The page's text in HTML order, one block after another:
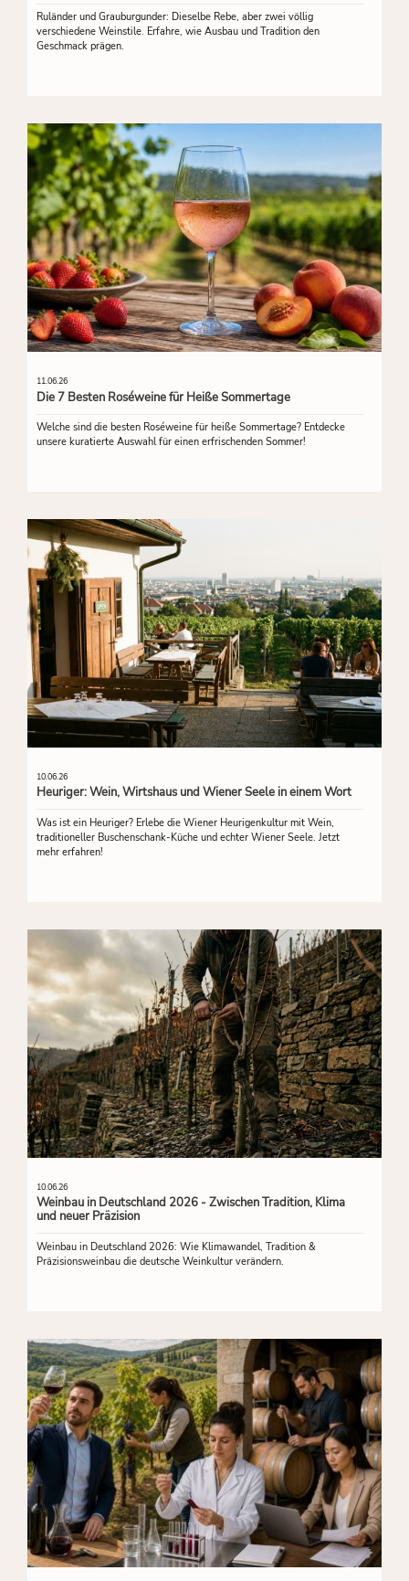
Ruländer und Grauburgunder: Dieselbe Rebe, aber zwei völlig
verschiedene Weinstile. Erfahre, wie Ausbau und Tradition den
Geschmack prägen.
11.06.26
Die 7 Besten Roséweine für Heiße Sommertage
Welche sind die besten Roséweine für heiße Sommertage? Entdecke
unsere kuratierte Auswahl für einen erfrischenden Sommer!
10.06.26
Heuriger: Wein, Wirtshaus und Wiener Seele in einem Wort
Was ist ein Heuriger? Erlebe die Wiener Heurigenkultur mit Wein,
traditioneller Buschenschank-Küche und echter Wiener Seele. Jetzt
mehr erfahren!
10.06.26
Weinbau in Deutschland 2026 - Zwischen Tradition, Klima
und neuer Präzision
Weinbau in Deutschland 2026: Wie Klimawandel, Tradition &
Präzisionsweinbau die deutsche Weinkultur verändern.